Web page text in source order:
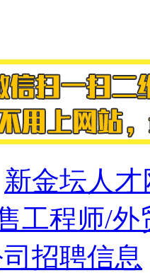
新金坛人才
工程师/
招聘信息